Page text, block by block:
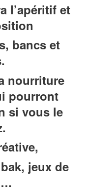
l’apéritif et
bancs et
nourriture
pourront
si vous le
jeux de